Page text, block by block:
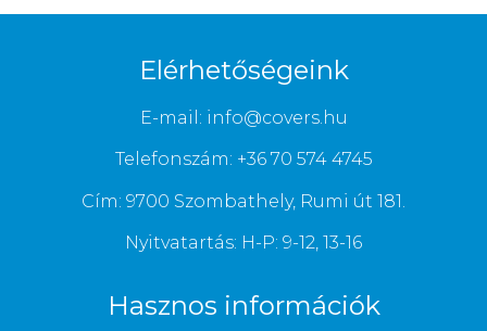
Elérhetőségeink
E-mail: info@covers.hu
Telefonszám: +36 70 574 4745
Cím: 9700 Szombathely, Rumi út 181.
Nyitvatartás: H-P: 9-12, 13-16
Hasznos információk